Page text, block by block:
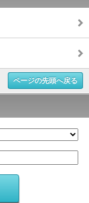
ページの先頭へ戻る